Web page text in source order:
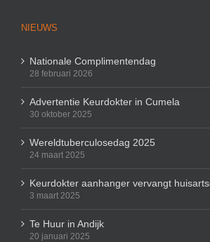
NIEUWS
Nationale Complimentendag
28 februari 2026
Advertentie Keurdokter in Cumela
30 oktober 2025
Wereldtuberculosedag 2025
24 maart 2025
Keurdokter aanhanger vervangt
3 maart 2025
Te Huur in Andijk
20 januari 2025